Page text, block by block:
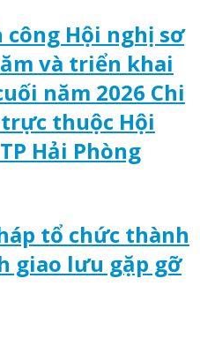
Hội nghị sơ
và triển khai
năm 2026 Chi
trực thuộc Hội
Hải Phòng
tổ chức thành
giao lưu gặp gỡ